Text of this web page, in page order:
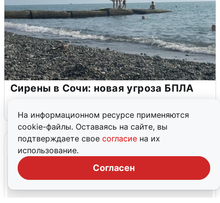
На информационном ресурсе применяются
cookie-файлы. Оставаясь на сайте, вы
подтверждаете свое согласие на их
использование.
Согласен
Сирены в Сочи: новая угроза БПЛА